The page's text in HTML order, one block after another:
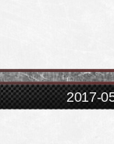
2017-